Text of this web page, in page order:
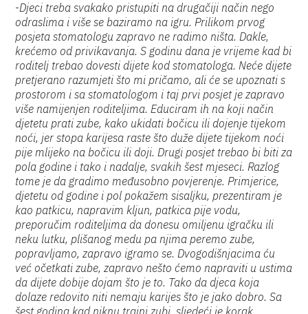
-Djeci treba svakako pristupiti na drugačiji način nego
odraslima i više se baziramo na igru. Prilikom prvog
posjeta stomatologu zapravo ne radimo ništa. Dakle,
krećemo od privikavanja. S godinu dana je vrijeme kad bi
roditelj trebao dovesti dijete kod stomatologa. Neće dijete
pretjerano razumjeti što mi pričamo, ali će se upoznati s
prostorom i sa stomatologom i taj prvi posjet je zapravo
više namijenjen roditeljima. Educiram ih na koji način
djetetu prati zube, kako ukidati bočicu ili dojenje tijekom
noći, jer stopa karijesa raste što duže dijete tijekom noći
pije mlijeko na bočicu ili doji. Drugi posjet trebao bi biti za
pola godine i tako i nadalje, svakih šest mjeseci. Razlog
tome je da gradimo međusobno povjerenje. Primjerice,
djetetu od godine i pol pokažem sisaljku, prezentiram je
kao patkicu, napravim kljun, patkica pije vodu,
preporučim roditeljima da donesu omiljenu igračku ili
neku lutku, plišanog medu pa njima peremo zube,
popravljamo, zapravo igramo se. Dvogodišnjacima ću
već očetkati zube, zapravo nešto ćemo napraviti u ustima
da dijete dobije dojam što je to. Tako da djeca koja
dolaze redovito niti nemaju karijes što je jako dobro. Sa
šest godina kad niknu trajni zubi, sljedeći je korak